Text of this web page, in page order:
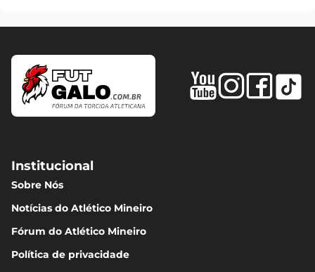
Institucional
Sobre Nós
Notícias do Atlético Mineiro
Fórum do Atlético Mineiro
Política de privacidade